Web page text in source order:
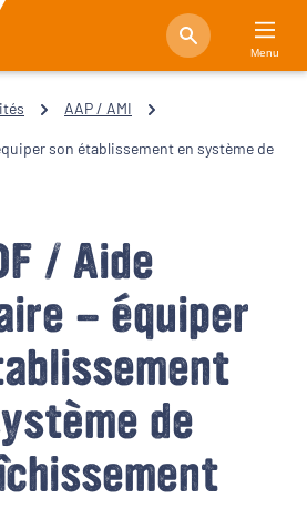
Menu
AAP / AMI
son établissement en système de
/ Aide
- équiper
de